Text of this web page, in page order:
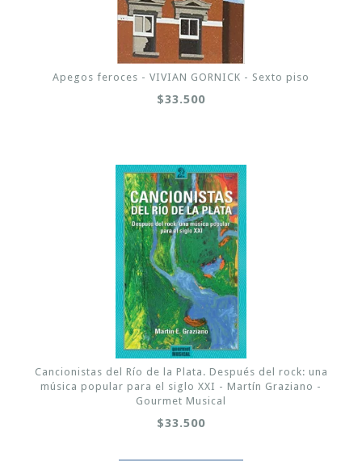
Apegos feroces - VIVIAN GORNICK - Sexto piso
$33.500
Cancionistas del Río de la Plata. Después del rock: una
música popular para el siglo XXI - Martín Graziano -
Gourmet Musical
$33.500